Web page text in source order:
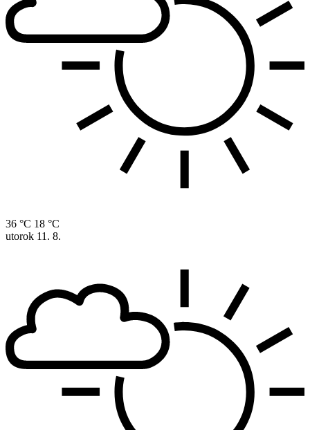
36 °C 18 °C
utorok 11. 8.